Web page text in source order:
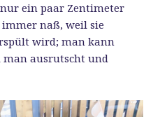
ein paar Zentimeter
immer naß, weil sie
wird; man kann
ausrutscht und